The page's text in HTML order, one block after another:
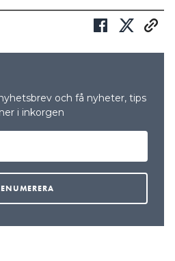
och få nyheter, tips
i inkorgen